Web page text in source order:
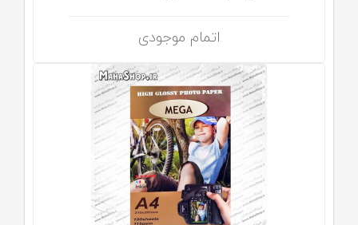
اتمام موجودی